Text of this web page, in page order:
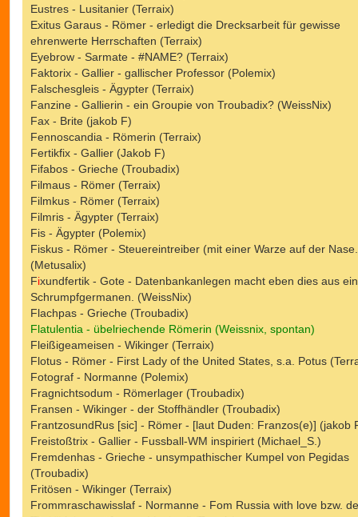
Eustres - Lusitanier (Terraix)
Exitus Garaus - Römer - erledigt die Drecksarbeit für gewisse
ehrenwerte Herrschaften (Terraix)
Eyebrow - Sarmate - #NAME? (Terraix)
Faktorix - Gallier - gallischer Professor (Polemix)
Falschesgleis - Ägypter (Terraix)
Fanzine - Gallierin - ein Groupie von Troubadix? (WeissNix)
Fax - Brite (jakob F)
Fennoscandia - Römerin (Terraix)
Fertikfix - Gallier (Jakob F)
Fifabos - Grieche (Troubadix)
Filmaus - Römer (Terraix)
Filmkus - Römer (Terraix)
Filmris - Ägypter (Terraix)
Fis - Ägypter (Polemix)
Fiskus - Römer - Steuereintreiber (mit einer Warze auf der
(Metusalix)
Fixundfertik - Gote - Datenbankanlegen macht eben dies aus
Schrumpfgermanen. (WeissNix)
Flachpas - Grieche (Troubadix)
Flatulentia - übelriechende Römerin (Weissnix, spontan)
Fleißigeameisen - Wikinger (Terraix)
Flotus - Römer - First Lady of the United States, s.a. Potus
Fotograf - Normanne (Polemix)
Fragnichtsodum - Römerlager (Troubadix)
Fransen - Wikinger - der Stoffhändler (Troubadix)
FrantzosundRus [sic] - Römer - [laut Duden: Franzos(e)] (jakob
Freistoßtrix - Gallier - Fussball-WM inspiriert (Michael_S.)
Fremdenhas - Grieche - unsympathischer Kumpel von Pegidas
(Troubadix)
Fritösen - Wikinger (Terraix)
Frommraschawisslaf - Normanne - Fom Russia with love bzw.